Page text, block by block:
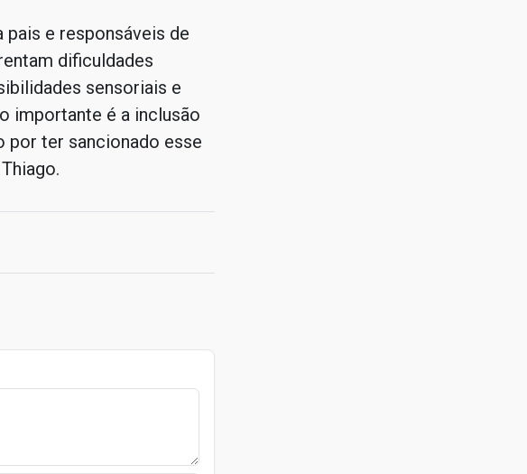
pais e responsáveis de
dificuldades
sensoriais e
importante é a inclusão
por ter sancionado esse